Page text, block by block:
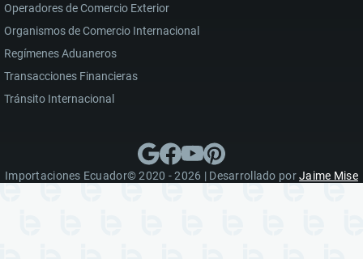
Operadores de Comercio Exterior
Organismos de Comercio Internacional
Regímenes Aduaneros
Transacciones Financieras
Tránsito Internacional
Importaciones Ecuador© 2020 - 2026 | Desarrollado porJaime Mise